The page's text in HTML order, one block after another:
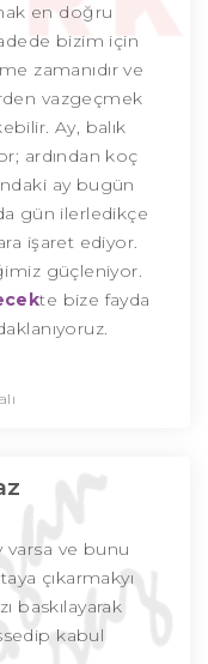
en doğru
bizim için
zamanıdır ve
vazgeçmek
Ay, balık
ardından koç
ndaki ay bugün
gün ilerledikçe
işaret ediyor.
güçleniyor.
te bize fayda
varsa ve bunu
çıkarmakyı
baskılayarak
kabul